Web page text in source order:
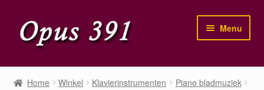
Ga
door
navigatie
Ga
naar
inhoud
Menu
Home
Home Winkel Klavierinstrumenten
Piano bladmuziek